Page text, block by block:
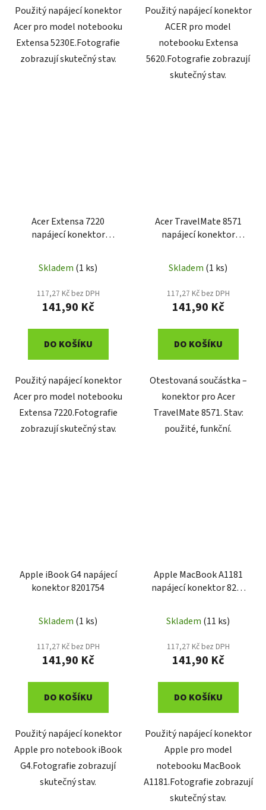
Použitý napájecí konektor
Acer pro model notebooku
Extensa 5230E.Fotografie
zobrazují skutečný stav.
Použitý napájecí konektor
ACER pro model
notebooku Extensa
5620.Fotografie zobrazují
skutečný stav.
Acer Extensa 7220
napájecí konektor
Skladem (1 ks)
117,27 Kč bez DPH
141,90 Kč
DO KOŠÍKU
Použitý napájecí konektor
Acer pro model notebooku
Extensa 7220.Fotografie
zobrazují skutečný stav.
Acer TravelMate 8571
napájecí konektor
Skladem (1 ks)
117,27 Kč bez DPH
141,90 Kč
DO KOŠÍKU
Otestovaná součástka –
konektor pro Acer
TravelMate 8571. Stav:
použité, funkční.
Apple iBook G4 napájecí
konektor 8201754
Skladem (1 ks)
117,27 Kč bez DPH
141,90 Kč
DO KOŠÍKU
Použitý napájecí konektor
Apple pro notebook iBook
G4.Fotografie zobrazují
skutečný stav.
Apple MacBook A1181
napájecí konektor 820-
Skladem (11 ks)
117,27 Kč bez DPH
141,90 Kč
DO KOŠÍKU
Použitý napájecí konektor
Apple pro model
notebooku MacBook
A1181.Fotografie zobrazují
skutečný stav.